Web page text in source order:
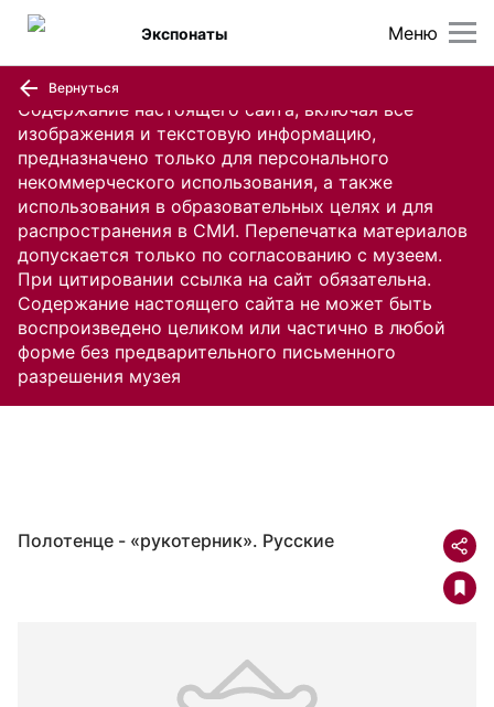
Содержание настоящего сайта, включая все
изображения и текстовую информацию,
предназначено только для персонального
некоммерческого использования, а также
использования в образовательных целях и для
распространения в СМИ. Перепечатка материалов
допускается только по согласованию с музеем.
При цитировании ссылка на сайт обязательна.
Содержание настоящего сайта не может быть
воспроизведено целиком или частично в любой
форме без предварительного письменного
разрешения музея
Меню
Экспонаты
Вернуться
Полотенце - «рукотерник». Русские